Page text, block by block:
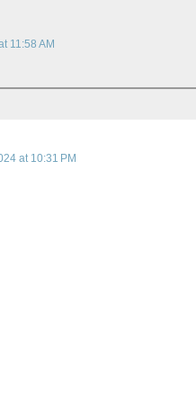
11:58 AM
at 10:31 PM